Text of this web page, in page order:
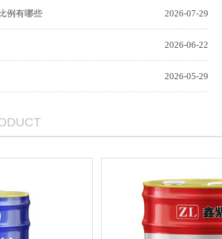
2026-07-29
例有哪些
2026-06-22
2026-05-29